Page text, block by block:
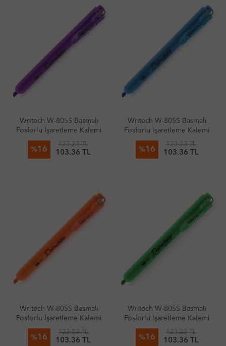
favorite_border
Writech W-805S Basmalı
Fosforlu İşaretleme Kalemi
Neon Mor
%16
123.23 TL
103.36 TL
favorite_border
Writech W-805S Basmalı
Fosforlu İşaretleme Kalemi
Neon Mavi
%16
123.23 TL
103.36 TL
favorite_border
Writech W-805S Basmalı
Fosforlu İşaretleme Kalemi
Neon Turuncu
%16
123.23 TL
103.36 TL
favorite_border
Writech W-805S Basmalı
Fosforlu İşaretleme Kalemi
Neon Yeşil
%16
123.23 TL
103.36 TL